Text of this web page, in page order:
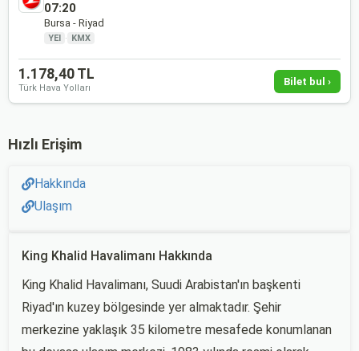
07:20
Bursa - Riyad
YEI · KMX
1.178,40 TL
Türk Hava Yolları
Bilet bul ›
Hızlı Erişim
Hakkında
Ulaşım
King Khalid Havalimanı Hakkında
King Khalid Havalimanı, Suudi Arabistan'ın başkenti
Riyad'ın kuzey bölgesinde yer almaktadır. Şehir
merkezine yaklaşık 35 kilometre mesafede konumlanan